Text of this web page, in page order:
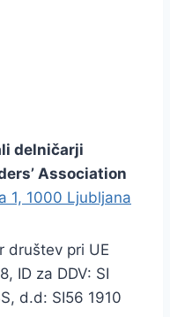
delničarji
Association
1, 1000 Ljubljana
društev pri UE
ID za DDV: SI
d.d: SI56 1910